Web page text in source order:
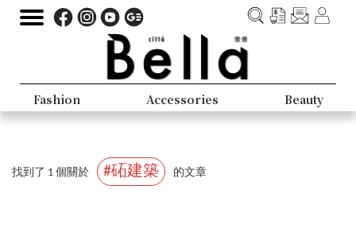
Fashion Accessories Beauty
找到了 1 個關於 #砳建築 的文章